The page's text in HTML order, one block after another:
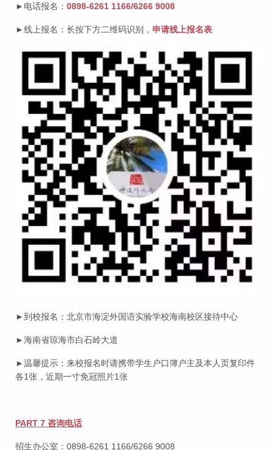
►电话报名： 0898-6261 1166/6266 9008
►线上报名：长按下方二维码识别， 申请线上报名表
►到校报名：北京市海淀外国语实验学校海南校区接待中心
►海南省琼海市白石岭大道
►温馨提示：来校报名时请携带学生户口簿户主及本人页复印件
各1张，近期一寸免冠照片1张
PART 7 咨询电话
招生办公室：0898-6261 1166/6266 9008